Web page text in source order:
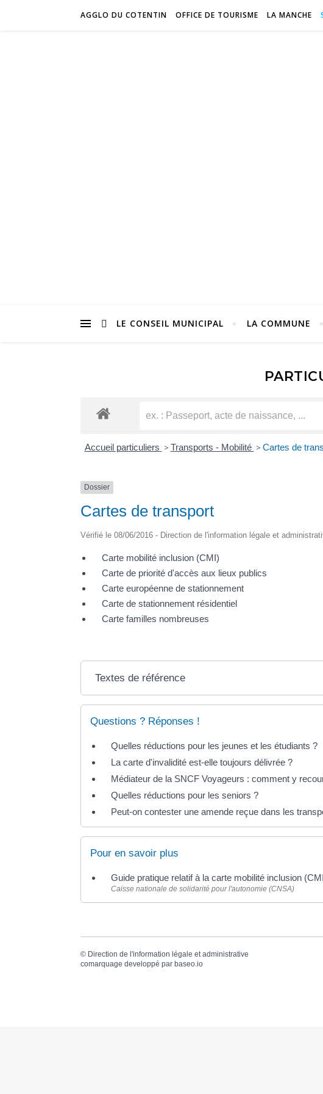
AGGLO DU COTENTIN OFFICE DE TOURISME LA MANCHE
LE CONSEIL MUNICIPAL LA COMMUNE
Accueil particuliers > Transports - Mobilité > Cartes de
Dossier
Cartes de transport
Vérifié le 08/06/2016 - Direction de l'information légale et
Carte mobilité inclusion (CMI)
Carte de priorité d'accès aux lieux publics
Carte européenne de stationnement
Carte de stationnement résidentiel
Carte familles nombreuses
Textes de référence
Questions ? Réponses !
Quelles réductions pour les jeunes et les étudiants ?
La carte d'invalidité est-elle toujours délivrée ?
Médiateur de la SNCF Voyageurs : comment y
Quelles réductions pour les seniors ?
Peut-on contester une amende reçue dans les
Pour en savoir plus
Guide pratique relatif à la carte mobilité inclusion
Caisse nationale de solidarité pour l'autonomie (CNSA)
© Direction de l'information légale et administrative
comarquage developpé par baseo.io